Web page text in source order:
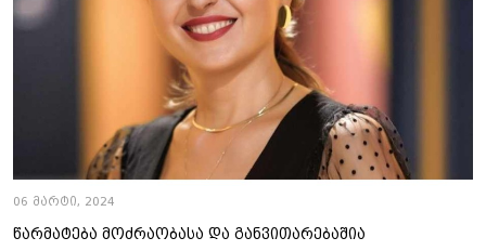
06 მარტი, 2024
წარმატება მოძრაობასა და განვითარებაშია